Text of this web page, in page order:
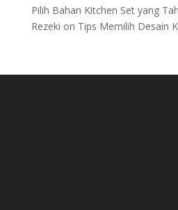
Pilih Bahan Kitchen Set yang
Rezeki on Tips Memilih Desain